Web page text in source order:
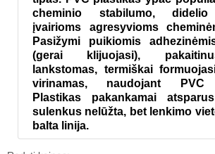
cheminio stabilumo, didelio
įvairioms agresyvioms
Pasižymi puikiomis
(gerai klijuojasi),
lankstomas, termiškai
virinamas, naudojant PVC
Plastikas pakankamai
sulenkus nelūžta, bet lenkimo
balta linija.